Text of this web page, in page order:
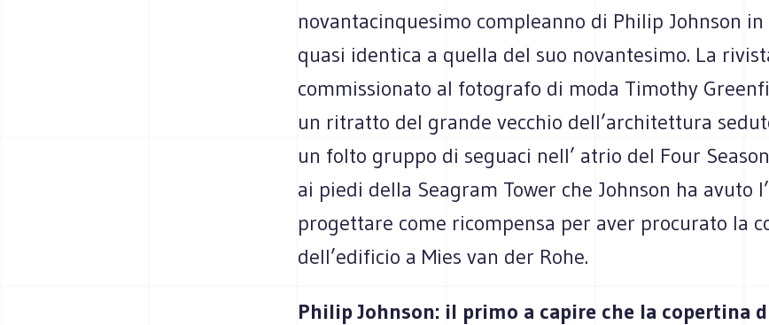
novantacinquesimo compleanno di Philip Johnson
quasi identica a quella del suo novantesimo. La
commissionato al fotografo di moda Timothy
un ritratto del grande vecchio dell’architettura
un folto gruppo di seguaci nell’ atrio del Four
ai piedi della Seagram Tower che Johnson ha avuto
progettare come ricompensa per aver procurato la
dell’edificio a Mies van der Rohe.
Philip Johnson: il primo a capire che la copertina